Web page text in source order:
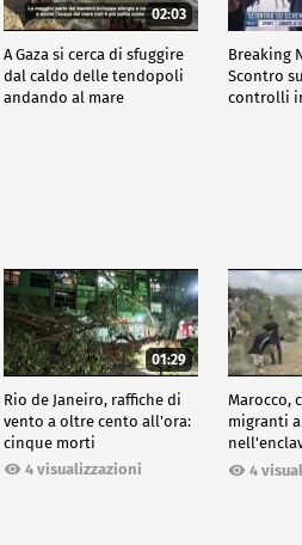
02:03
A Gaza si cerca di sfuggire
dal caldo delle tendopoli
andando al mare
Breaking
Scontro
controlli
01:29
Rio de Janeiro, raffiche di
vento a oltre cento all'ora:
cinque morti
4 visualizzazioni
Marocco,
migranti
Ceuta
4